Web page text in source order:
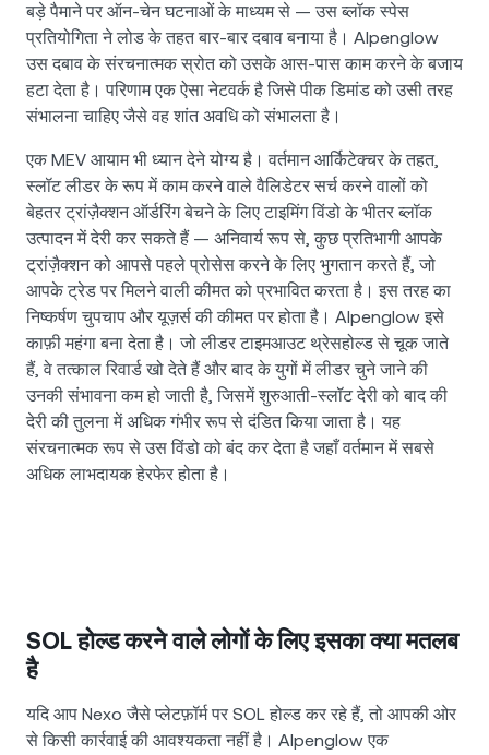
बड़े पैमाने पर ऑन-चेन घटनाओं के माध्यम से — उस ब्लॉक स्पेस
प्रतियोगिता ने लोड के तहत बार-बार दबाव बनाया है। Alpenglow
उस दबाव के संरचनात्मक स्रोत को उसके आस-पास काम करने के बजाय
हटा देता है। परिणाम एक ऐसा नेटवर्क है जिसे पीक डिमांड को उसी तरह
संभालना चाहिए जैसे वह शांत अवधि को संभालता है।
एक MEV आयाम भी ध्यान देने योग्य है। वर्तमान आर्किटेक्चर के तहत,
स्लॉट लीडर के रूप में काम करने वाले वैलिडेटर सर्च करने वालों को
बेहतर ट्रांज़ैक्शन ऑर्डरिंग बेचने के लिए टाइमिंग विंडो के भीतर ब्लॉक
उत्पादन में देरी कर सकते हैं — अनिवार्य रूप से, कुछ प्रतिभागी आपके
ट्रांज़ैक्शन को आपसे पहले प्रोसेस करने के लिए भुगतान करते हैं, जो
आपके ट्रेड पर मिलने वाली कीमत को प्रभावित करता है। इस तरह का
निष्कर्षण चुपचाप और यूज़र्स की कीमत पर होता है। Alpenglow इसे
काफ़ी महंगा बना देता है। जो लीडर टाइमआउट थ्रेसहोल्ड से चूक जाते
हैं, वे तत्काल रिवार्ड खो देते हैं और बाद के युगों में लीडर चुने जाने की
उनकी संभावना कम हो जाती है, जिसमें शुरुआती-स्लॉट देरी को बाद की
देरी की तुलना में अधिक गंभीर रूप से दंडित किया जाता है। यह
संरचनात्मक रूप से उस विंडो को बंद कर देता है जहाँ वर्तमान में सबसे
अधिक लाभदायक हेरफेर होता है।
SOL होल्ड करने वाले लोगों के लिए इसका क्या मतलब
है
यदि आप Nexo जैसे प्लेटफ़ॉर्म पर SOL होल्ड कर रहे हैं, तो आपकी ओर
से किसी कार्रवाई की आवश्यकता नहीं है। Alpenglow एक